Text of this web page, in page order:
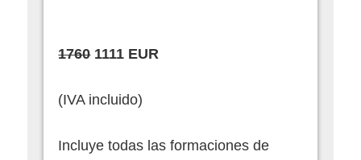
17601111 EUR
(IVA incluido)
Incluye todas las formaciones de